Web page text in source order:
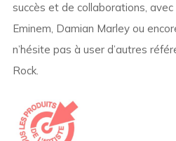
succès et de collaborations,
Eminem, Damian Marley ou
n’hésite pas à user d’autres
Rock.